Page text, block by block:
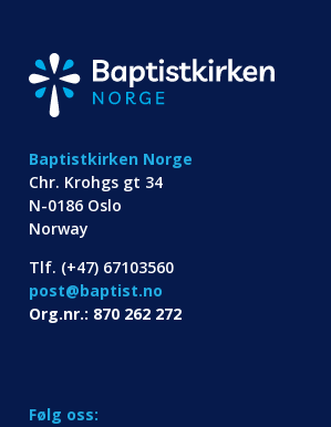
Baptistkirken Norge
Chr. Krohgs gt 34
N-0186 Oslo
Norway
Tlf. (+47) 67103560
post@baptist.no
Org.nr.: 870 262 272
Følg oss: